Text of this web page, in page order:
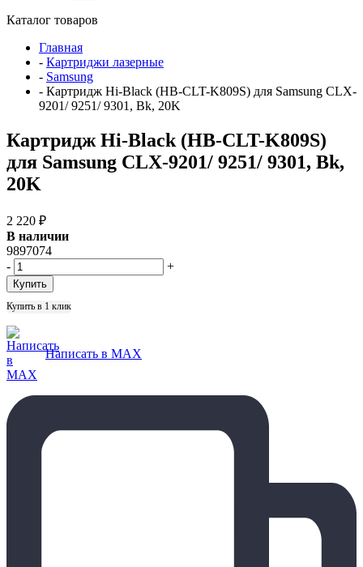
Каталог товаров
Главная
- Картриджи лазерные
- Samsung
- Картридж Hi-Black (HB-CLT-K809S) для Samsung CLX-
9201/ 9251/ 9301, Bk, 20K
Картридж Hi-Black (HB-CLT-K809S)
для Samsung CLX-9201/ 9251/ 9301, Bk,
20K
2 220 ₽
В наличии
9897074
-
+
Купить в 1 клик
Написать в MAX